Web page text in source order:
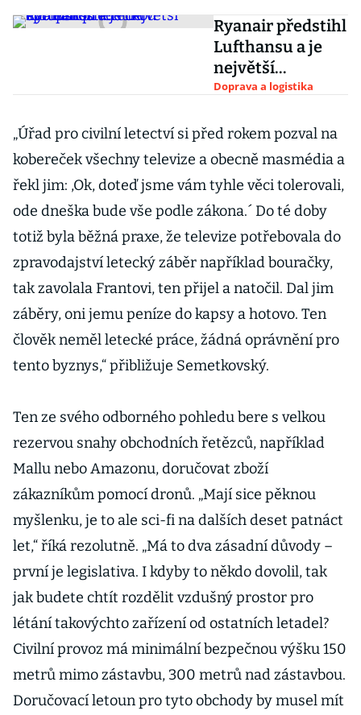
Ryanair předstihl
Lufthansu a je
největší
evropskou
společností
Doprava a logistika
„Úřad pro civilní letectví si před rokem pozval na
kobereček všechny televize a obecně masmédia a
řekl jim: ,Ok, doteď jsme vám tyhle věci tolerovali,
ode dneška bude vše podle zákona.´ Do té doby
totiž byla běžná praxe, že televize potřebovala do
zpravodajství letecký záběr například bouračky,
tak zavolala Frantovi, ten přijel a natočil. Dal jim
záběry, oni jemu peníze do kapsy a hotovo. Ten
člověk neměl letecké práce, žádná oprávnění pro
tento byznys,“ přibližuje Semetkovský.
Ten ze svého odborného pohledu bere s velkou
rezervou snahy obchodních řetězců, například
Mallu nebo Amazonu, doručovat zboží
zákazníkům pomocí dronů. „Mají sice pěknou
myšlenku, je to ale sci-fi na dalších deset patnáct
let,“ říká rezolutně. „Má to dva zásadní důvody –
první je legislativa. I kdyby to někdo dovolil, tak
jak budete chtít rozdělit vzdušný prostor pro
létání takovýchto zařízení od ostatních letadel?
Civilní provoz má minimální bezpečnou výšku 150
metrů mimo zástavbu, 300 metrů nad zástavbou.
Doručovací letoun pro tyto obchody by musel mít